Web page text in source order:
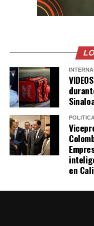
detectar las
millones de dólares
trimestre, cifra que
en comparación con
Como antecedente,
clandestina en un
explosión en 2019, en
saldo de 137 personas
POLÍTICA
en Cali